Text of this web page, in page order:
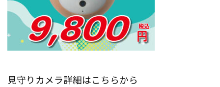
見守りカメラ詳細はこちらから